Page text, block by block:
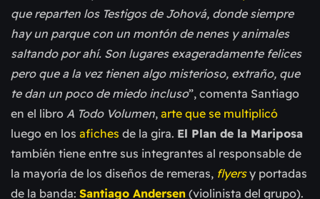
que reparten los Testigos de Johová, donde siempre
hay un parque con un montón de nenes y animales
saltando por ahí. Son lugares exageradamente felices
pero que a la vez tienen algo misterioso, extraño, que
te dan un poco de miedo incluso”, comenta Santiago
en el libro A Todo Volumen, arte que se multiplicó
luego en los afiches de la gira. El Plan de la Mariposa
también tiene entre sus integrantes al responsable de
la mayoría de los diseños de remeras, flyersy portadas
de la banda: Santiago Andersen (violinista del grupo).